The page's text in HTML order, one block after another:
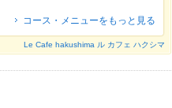
コース・メニューをもっと見る
Le Cafe hakushima ル カフェ ハクシマ